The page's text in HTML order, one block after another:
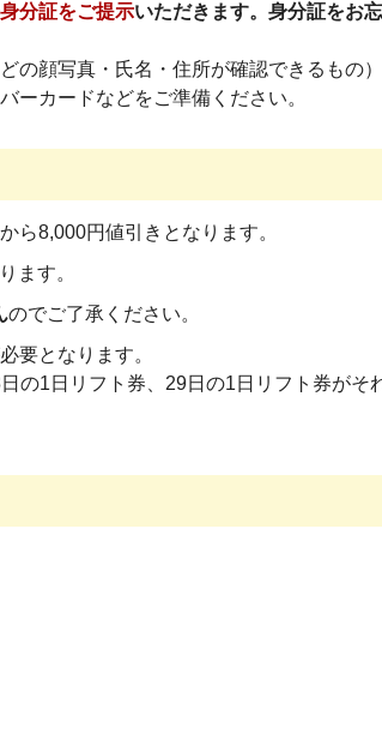
分証をご提示いただきます。身分証をお
の顔写真・氏名・住所が確認できるもの）
ーカードなどをご準備ください。
ら8,000円値引きとなります。
ます。
のでご了承ください。
要となります。
の1日リフト券、29日の1日リフト券がそ